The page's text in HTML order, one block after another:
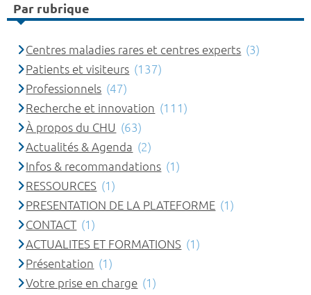
Par rubrique
Centres maladies rares et centres experts (3)
Patients et visiteurs (137)
Professionnels (47)
Recherche et innovation (111)
À propos du CHU (63)
Actualités & Agenda (2)
Infos & recommandations (1)
RESSOURCES (1)
PRESENTATION DE LA PLATEFORME (1)
CONTACT (1)
ACTUALITES ET FORMATIONS (1)
Présentation (1)
Votre prise en charge (1)